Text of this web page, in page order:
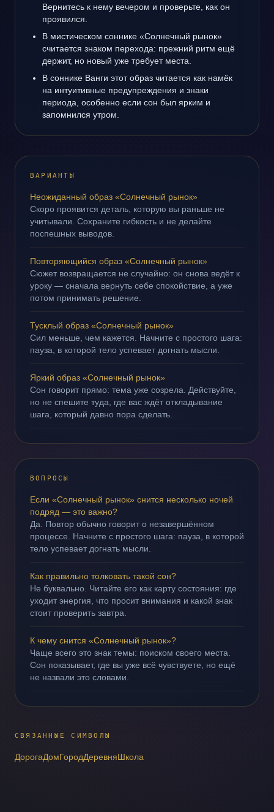
Вернитесь к нему вечером и проверьте, как он
проявился.
В мистическом соннике «Солнечный рынок»
считается знаком перехода: прежний ритм ещё
держит, но новый уже требует места.
В соннике Ванги этот образ читается как намёк
на интуитивные предупреждения и знаки
периода, особенно если сон был ярким и
запомнился утром.
ВАРИАНТЫ
Неожиданный образ «Солнечный рынок»
Скоро проявится деталь, которую вы раньше не
учитывали. Сохраните гибкость и не делайте
поспешных выводов.
Повторяющийся образ «Солнечный рынок»
Сюжет возвращается не случайно: он снова ведёт к
уроку — сначала вернуть себе спокойствие, а уже
потом принимать решение.
Тусклый образ «Солнечный рынок»
Сил меньше, чем кажется. Начните с простого шага:
пауза, в которой тело успевает догнать мысли.
Яркий образ «Солнечный рынок»
Сон говорит прямо: тема уже созрела. Действуйте,
но не спешите туда, где вас ждёт откладывание
шага, который давно пора сделать.
ВОПРОСЫ
Если «Солнечный рынок» снится несколько ночей
подряд — это важно?
Да. Повтор обычно говорит о незавершённом
процессе. Начните с простого шага: пауза, в которой
тело успевает догнать мысли.
Как правильно толковать такой сон?
Не буквально. Читайте его как карту состояния: где
уходит энергия, что просит внимания и какой знак
стоит проверить завтра.
К чему снится «Солнечный рынок»?
Чаще всего это знак темы: поиском своего места.
Сон показывает, где вы уже всё чувствуете, но ещё
не назвали это словами.
СВЯЗАННЫЕ СИМВОЛЫ
ДорогаДомГородДеревняШкола